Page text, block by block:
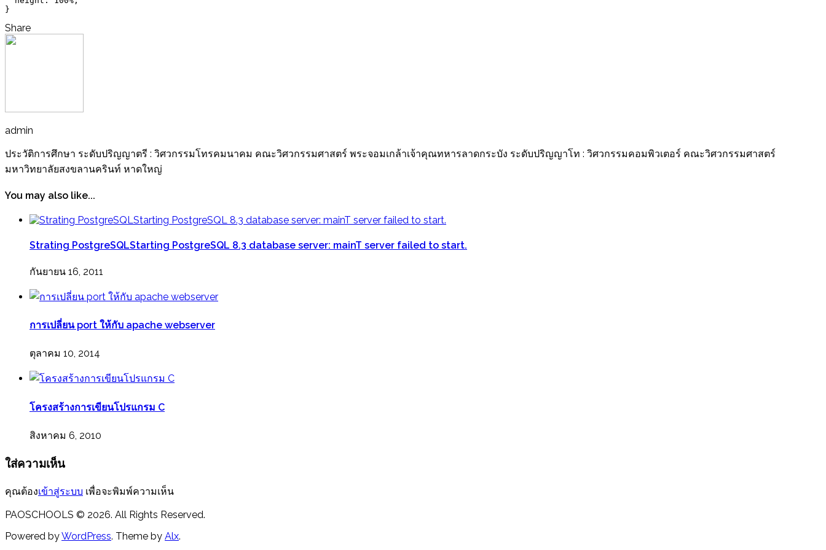
}
Share
admin
ประวัติการศึกษา ระดับปริญญาตรี : วิศวกรรมโทรคมนาคม คณะวิศวกรรมศาสตร์ พระจอมเกล้าเจ้าคุณทหารลาดกระบัง ระดับปริญญาโท : วิศวกรรมคอมพิวเตอร์ คณะวิศวกรรมศาสตร์
มหาวิทยาลัยสงขลานครินท์ หาดใหญ่
You may also like...
Strating PostgreSQLStarting PostgreSQL 8.3 database server: mainT server failed to start.
กันยายน 16, 2011
การเปลี่ยน port ให้กับ apache webserver
ตุลาคม 10, 2014
โครงสร้างการเขียนโปรแกรม C
สิงหาคม 6, 2010
ใส่ความเห็น
คุณต้องเข้าสู่ระบบ เพื่อจะพิมพ์ความเห็น
PAOSCHOOLS © 2026. All Rights Reserved.
Powered byWordPress. Theme by Alx.